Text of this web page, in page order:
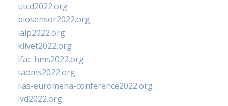
utcd2022.org
biosensor2022.org
ialp2022.org
klivet2022.org
ifac-hms2022.org
taoms2022.org
iias-euromena-conference2022.org
ivd2022.org